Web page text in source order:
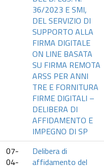
36/2023 E SMI,
DEL SERVIZIO DI
SUPPORTO ALLA
FIRMA DIGITALE
ON LINE BASATA
SU FIRMA REMOTA
ARSS PER ANNI
TRE E FORNITURA
FIRME DIGITALI –
DELIBERA DI
AFFIDAMENTO E
IMPEGNO DI SP
07-
04-
Delibera di
affidamento del